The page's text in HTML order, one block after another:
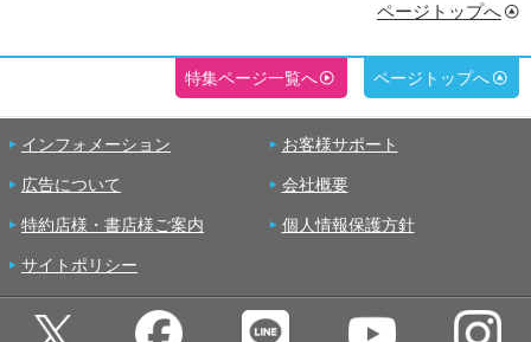
ページトップへ
特集ページ一覧へ ページトップへ
インフォメーション お客様サポート
広告について 会社概要
特約店様・書店様ご案内 個人情報保護方針
サイトポリシー